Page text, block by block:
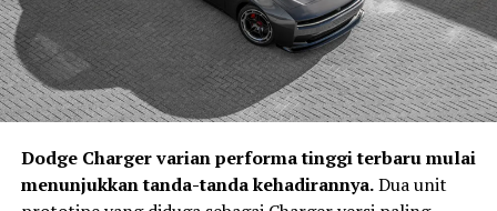
Jika sistem mendeteksi risiko benturan yang tinggi,
maka tahapAct akan bekerja melalui teknologi
Integrated Power Brake. Sistem ini membantu
memberikan tekanan pengereman secara otomatis
tersebut tidak mengambil alih kendali kendaraan,
melainkan membantu mengurangi kecepatan sehingga
Dodge Charger varian performa tinggi terbaru mulai
menunjukkan tanda-tanda kehadirannya.Dua unit